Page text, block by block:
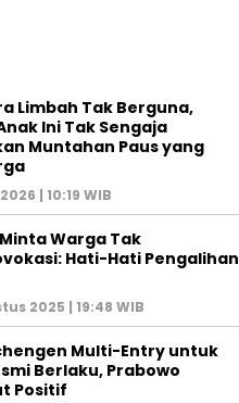
Limbah Tak Berguna,
Ini Tak Sengaja
Muntahan Paus yang
| 10:19 WIB
Minta Warga Tak
Hati-Hati Pengalihan
2025 | 19:48 WIB
Multi-Entry untuk
Berlaku, Prabowo
Positif